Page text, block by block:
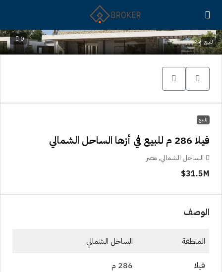
0 للبيع
للبيع
فيلا 286 م للبيع في أزها الساحل الشمالي
الساحل الشمالي, مصر
31.5M$
الوصف
المنطقة الساحل الشمالي
فيلا 286 م